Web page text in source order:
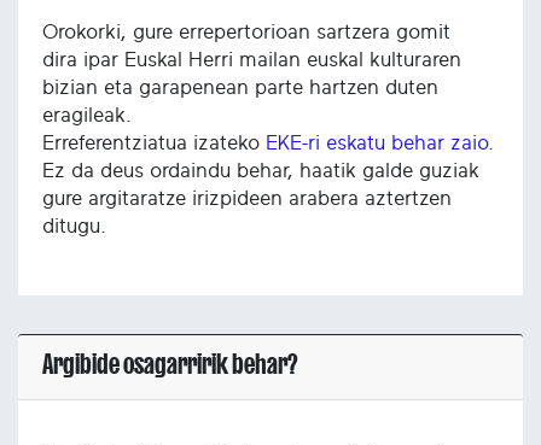
Orokorki, gure errepertorioan sartzera gomit
dira ipar Euskal Herri mailan euskal kulturaren
bizian eta garapenean parte hartzen duten
eragileak.
Erreferentziatua izateko EKE-ri eskatu behar zaio.
Ez da deus ordaindu behar, haatik galde guziak
gure argitaratze irizpideen arabera aztertzen
ditugu.
Argibide osagarririk behar?